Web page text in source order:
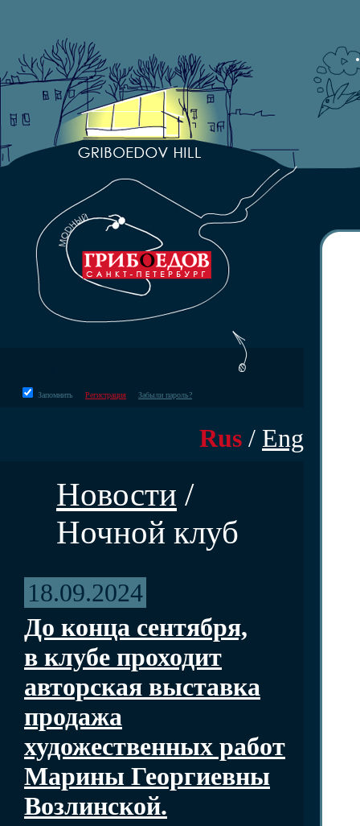
Запомнить Регистрация Забыли пароль?
Rus / Eng
Новости /
Ночной клуб
18.09.2024
До конца сентября,
в клубе проходит
авторская выставка
продажа
художественных работ
Марины Георгиевны
Возлинской.